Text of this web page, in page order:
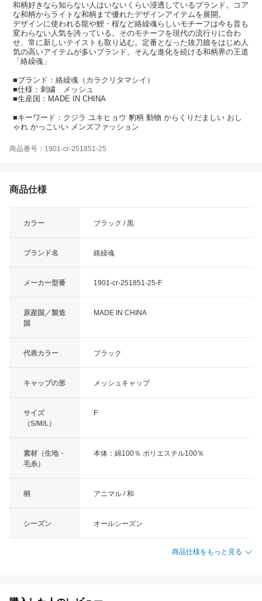
和柄好きなら知らない人はいないくらい浸透しているブランド。コア
な和柄からライトな和柄まで優れたデザインアイテムを展開。
デザインに使われる龍や鯉・桜など絡繰魂らしいモチーフは今も昔も
変わらない人気を誇っている。そのモチーフを現代の流行りに合わ
せ、常に新しいテイストも取り込む。定番となった抜刀娘をはじめ人
気の高いアイテムが多いブランド。そんな進化を続ける和柄界の王道
「絡繰魂」
■ブランド：絡繰魂（カラクリタマシイ）
■仕様：刺繍 メッシュ
■生産国：MADE IN CHINA
■キーワード：クジラ ユキヒョウ 豹柄 動物 からくりだましい おし
ゃれ かっこいい メンズファッション
商品番号：1901-cr-251851-25
商品仕様
カラー ブラック / 黒
ブランド名 絡繰魂
メーカー型番 1901-cr-251851-25-F
原産国／製造
国
MADE IN CHINA
代表カラー ブラック
キャップの形 メッシュキャップ
サイズ
（S/M/L）
F
素材（生地・
毛糸）
本体：綿100％ ポリエステル100％
柄 アニマル / 和
シーズン オールシーズン
商品仕様をもっと見る